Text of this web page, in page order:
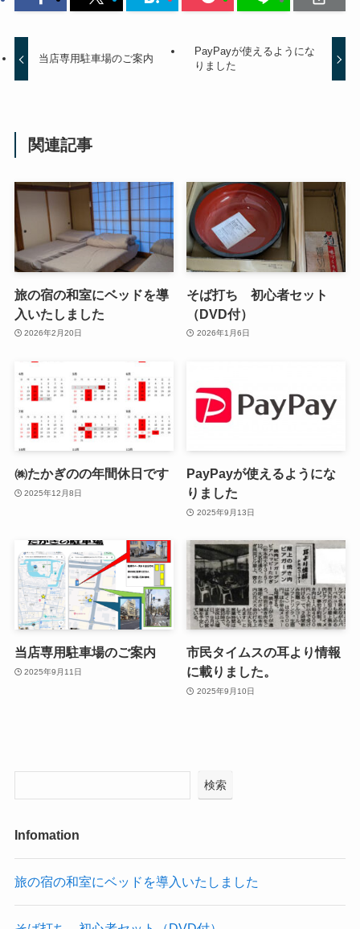
当店専用駐車場のご案内
PayPayが使えるようにな
りました
関連記事
旅の宿の和室にベッドを導
入いたしました
2026年2月20日
そば打ち 初心者セット
（DVD付）
2026年1月6日
㈱たかぎのの年間休日です
2025年12月8日
PayPayが使えるようにな
りました
2025年9月13日
当店専用駐車場のご案内
2025年9月11日
市民タイムスの耳より情報
に載りました。
2025年9月10日
検索
Infomation
旅の宿の和室にベッドを導入いたしました